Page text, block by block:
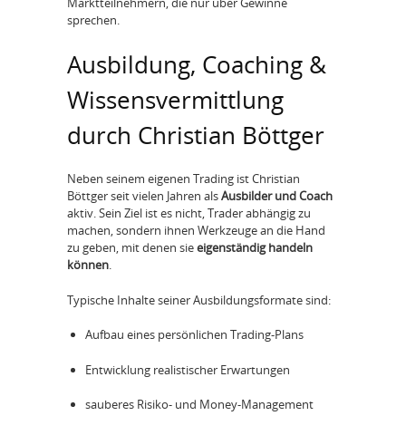
sprechen.
Ausbildung, Coaching &
Wissensvermittlung
durch Christian Böttger
Neben seinem eigenen Trading ist Christian
Böttger seit vielen Jahren alsAusbilder und Coach
aktiv. Sein Ziel ist es nicht, Trader abhängig zu
machen, sondern ihnen Werkzeuge an die Hand
zu geben, mit denen sieeigenständig handeln
können.
Typische Inhalte seiner Ausbildungsformate sind:
Aufbau eines persönlichen Trading-Plans
Entwicklung realistischer Erwartungen
sauberes Risiko- und Money-Management